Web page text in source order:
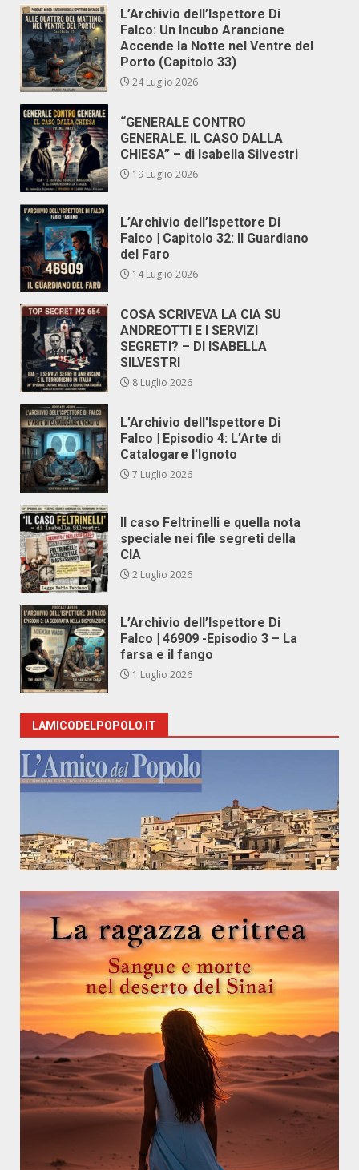
L’Archivio dell’Ispettore Di
Falco: Un Incubo Arancione
Accende la Notte nel Ventre del
Porto (Capitolo 33)
24 Luglio 2026
“GENERALE CONTRO
GENERALE. IL CASO DALLA
CHIESA” – di Isabella Silvestri
19 Luglio 2026
L’Archivio dell’Ispettore Di
Falco | Capitolo 32: Il Guardiano
del Faro
14 Luglio 2026
COSA SCRIVEVA LA CIA SU
ANDREOTTI E I SERVIZI
SEGRETI? – DI ISABELLA
SILVESTRI
8 Luglio 2026
L’Archivio dell’Ispettore Di
Falco | Episodio 4: L’Arte di
Catalogare l’Ignoto
7 Luglio 2026
Il caso Feltrinelli e quella nota
speciale nei file segreti della
CIA
2 Luglio 2026
L’Archivio dell’Ispettore Di
Falco | 46909 -Episodio 3 – La
farsa e il fango
1 Luglio 2026
LAMICODELPOPOLO.IT